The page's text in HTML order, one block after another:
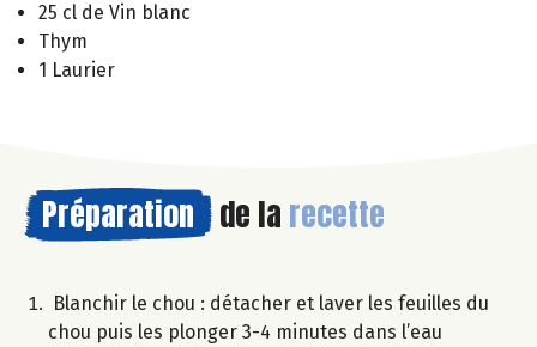
25 cl de Vin blanc
Thym
1 Laurier
Préparation de la recette
Blanchir le chou : détacher et laver les feuilles du
chou puis les plonger 3-4 minutes dans l’eau